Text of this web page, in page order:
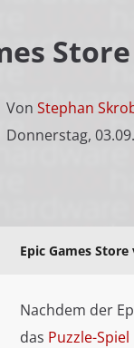
Von Stephan
Donnerstag,
Epic Games
Nachdem der
das Puzzle-Spiel